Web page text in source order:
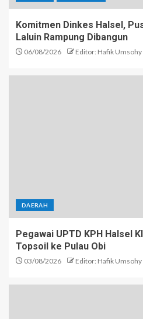
Komitmen Dinkes Halsel,
Laluin Rampung Dibangun
06/08/2026 Editor: Hafik Umsohy
DAERAH
Pegawai UPTD KPH Halsel
Topsoil ke Pulau Obi
03/08/2026 Editor: Hafik Umsohy